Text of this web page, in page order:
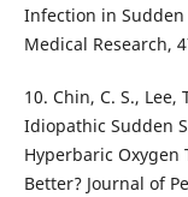
Infection in
Medical Research,
10. Chin, C. S., Lee,
Idiopathic Sudden
Hyperbaric
Better? Journal of